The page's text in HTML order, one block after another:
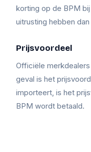
korting op de BPM
uitrusting hebben
Prijsvoordeel
Officiële
geval is het
importeert, is het
BPM wordt betaald.